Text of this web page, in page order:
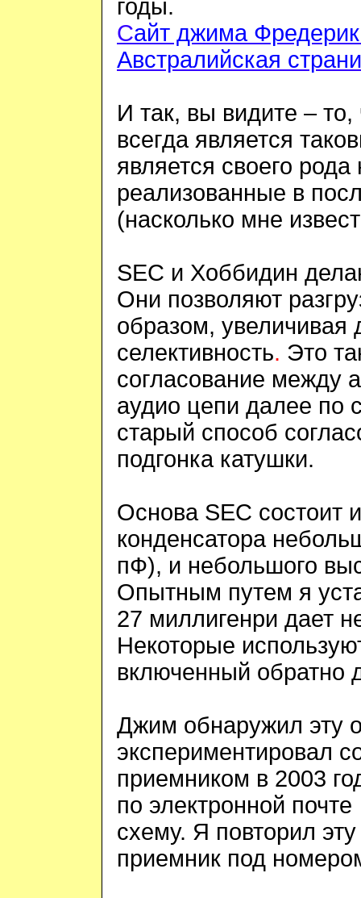
годы.
Сайт джима
Австралийская
И так, вы видите –
всегда является
является своего рода
реализованные в
(насколько мне
SEC и Хоббидин
Они позволяют
образом, увеличивая
селективность. Это
согласование между
аудио цепи далее по
старый способ
подгонка катушки.
Основа SEC состоит
конденсатора
пФ), и небольшого
Опытным путем я
27 миллигенри дает
Некоторые
включенный обратно
Джим обнаружил эту
экспериментировал
приемником в 2003
по электронной
схему. Я повторил
приемник под